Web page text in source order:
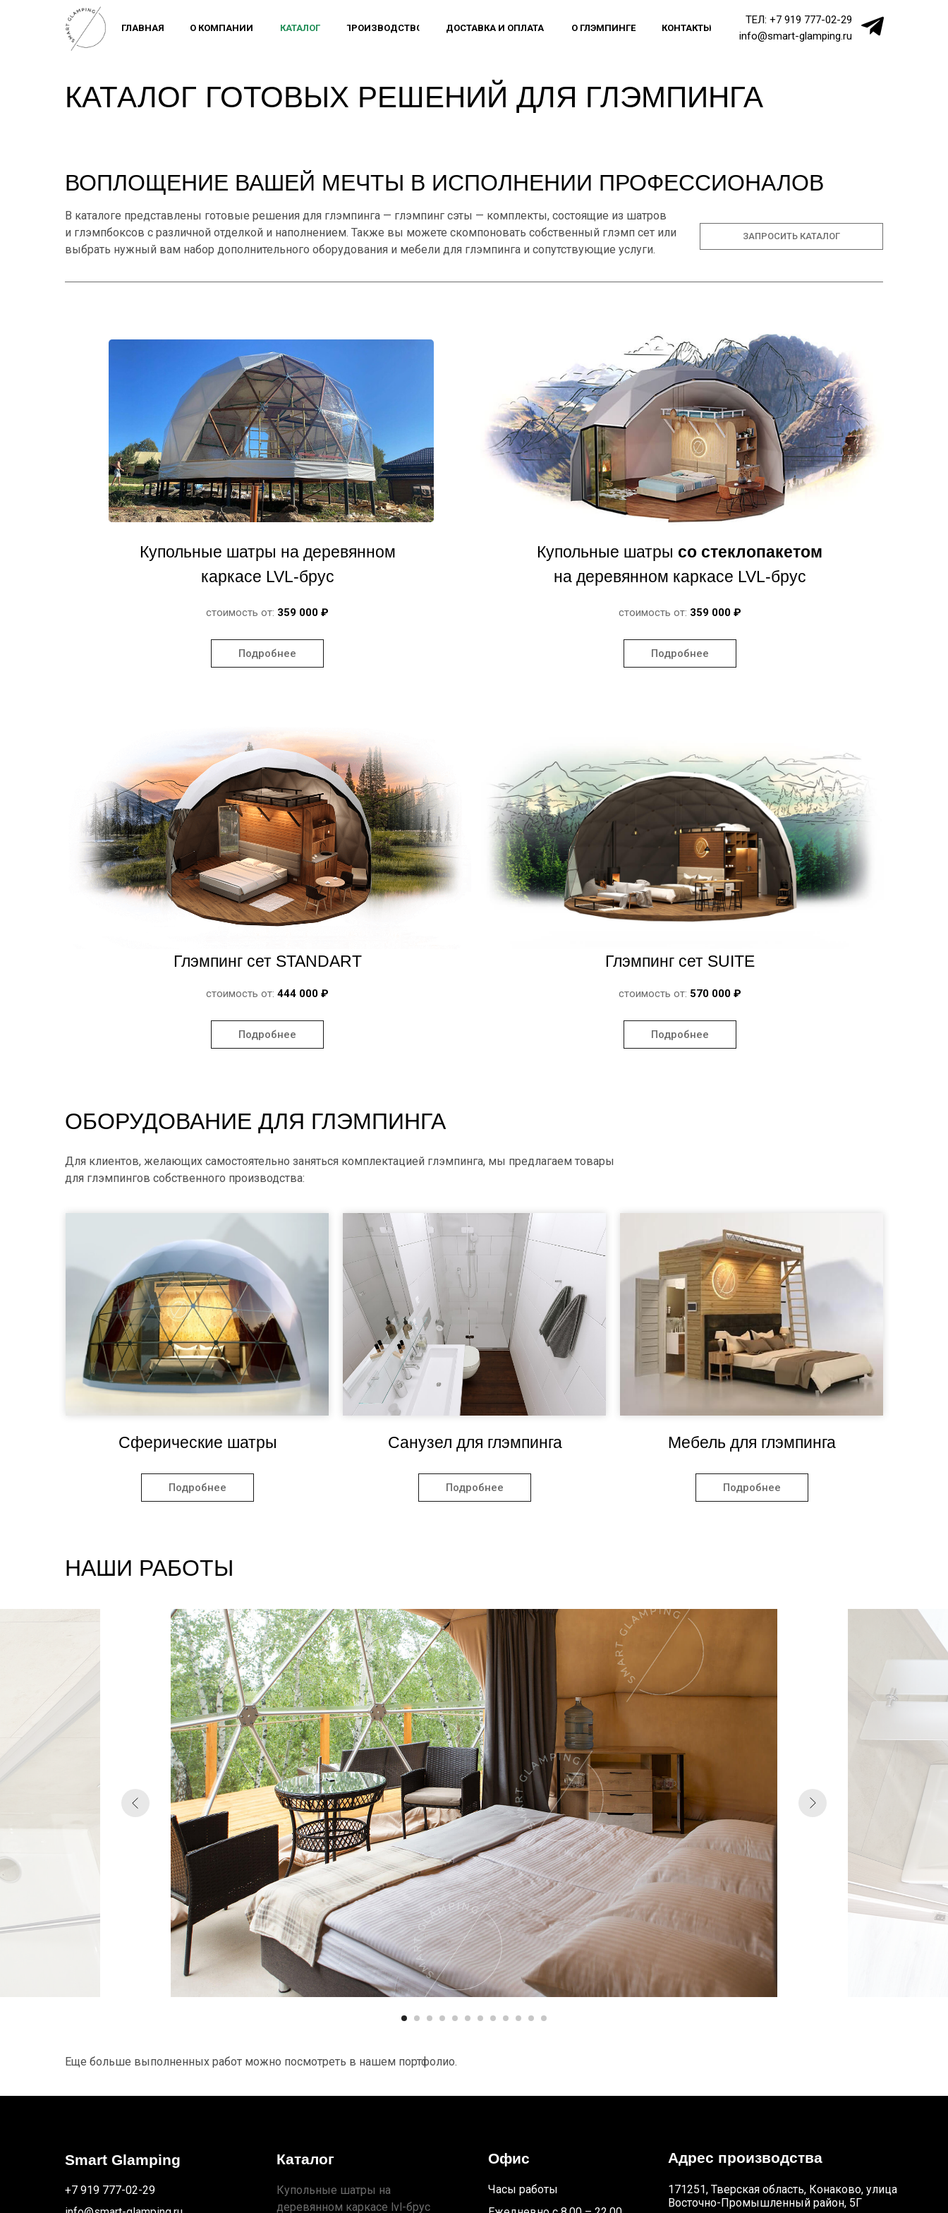
КОНТАКТЫ
О ГЛЭМПИНГЕ
ДОСТАВКА И ОПЛАТА
ПРОИЗВОДСТВО
КАТАЛОГ
О КОМПАНИИ
ГЛАВНАЯ
ТЕЛ: +7 919 777-02-29
info@smart-glamping.ru
КАТАЛОГ ГОТОВЫХ РЕШЕНИЙ ДЛЯ ГЛЭМПИНГА
В каталоге представлены готовые решения для глэмпинга — глэмпинг сэты — комплекты, состоящие из шатров
и глэмпбоксов с различной отделкой и наполнением. Также вы можете скомпоновать собственный глэмп сет или
выбрать нужный вам набор дополнительного оборудования и мебели для глэмпинга и сопутствующие услуги.
ВОПЛОЩЕНИЕ ВАШЕЙ МЕЧТЫ В ИСПОЛНЕНИИ ПРОФЕССИОНАЛОВ
ЗАПРОСИТЬ КАТАЛОГ
Подробнее
Купольные шатры на деревянном
каркасе LVL-брус
стоимость от: 359 000 ₽
Купольные шатры со стеклопакетом
на деревянном каркасе LVL-брус
Подробнее
стоимость от: 359 000 ₽
Подробнее
Глэмпинг сет STANDART
стоимость от: 444 000 ₽
Глэмпинг сет SUITE
Подробнее
стоимость от: 570 000 ₽
Для клиентов, желающих самостоятельно заняться комплектацией глэмпинга, мы предлагаем товары
для глэмпингов собственного производства:
Подробнее
Санузел для глэмпинга Мебель для глэмпинга
Подробнее
Сферические шатры
Подробнее
ОБОРУДОВАНИЕ ДЛЯ ГЛЭМПИНГА
НАШИ РАБОТЫ
Еще больше выполненных работ можно посмотреть в нашем портфолио.
Адрес производства
Офис
Каталог
Smart Glamping
Часы работы
171251, Тверская область, Конаково, улица
Восточно-Промышленный район, 5Г
+7 919 777-02-29
Купольные шатры на
деревянном каркасе lvl-брус